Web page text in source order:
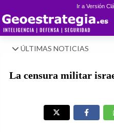
Ir a Versión
ÚLTIMAS NOTICIAS
La censura militar